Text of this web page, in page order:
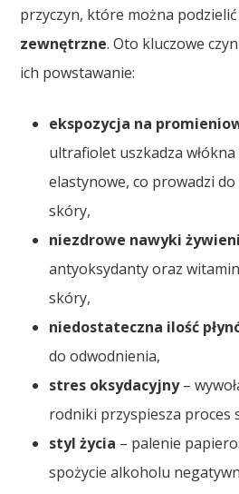
przyczyn, które można
zewnętrzne. Oto kluczowe
ich powstawanie:
ekspozycja na
ultrafiolet uszkadza
elastynowe, co prowadzi
skóry,
niezdrowe nawyki
antyoksydanty oraz
skóry,
niedostateczna ilość
do odwodnienia,
stres oksydacyjny–
rodniki przyspiesza proces
styl życia – palenie
spożycie alkoholu